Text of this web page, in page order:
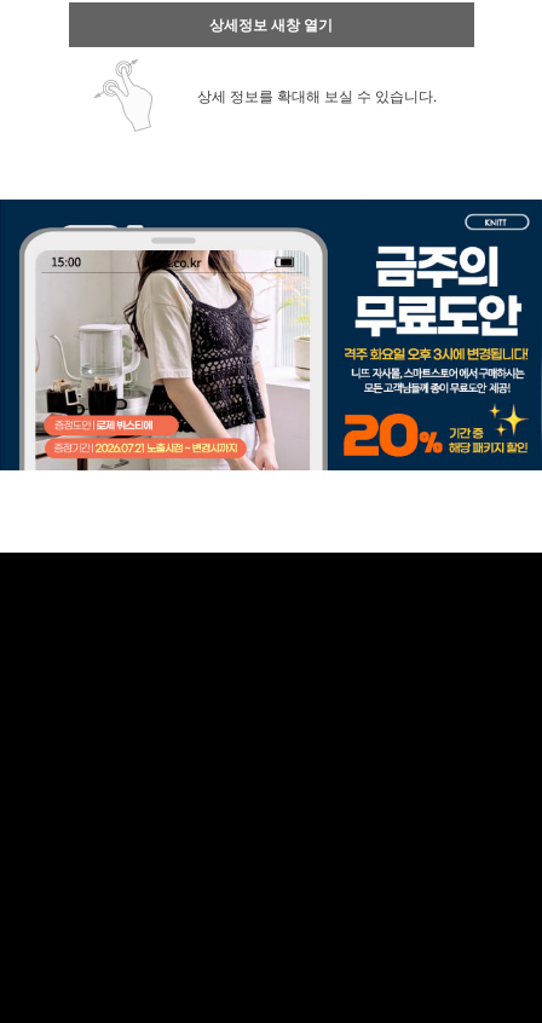
상세정보 새창 열기
상세 정보를 확대해 보실 수 있습니다.